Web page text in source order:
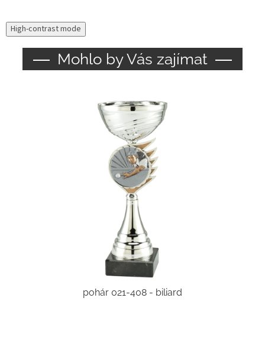
High-contrast mode
Mohlo by Vás zajímat
pohár 021-408 - biliard